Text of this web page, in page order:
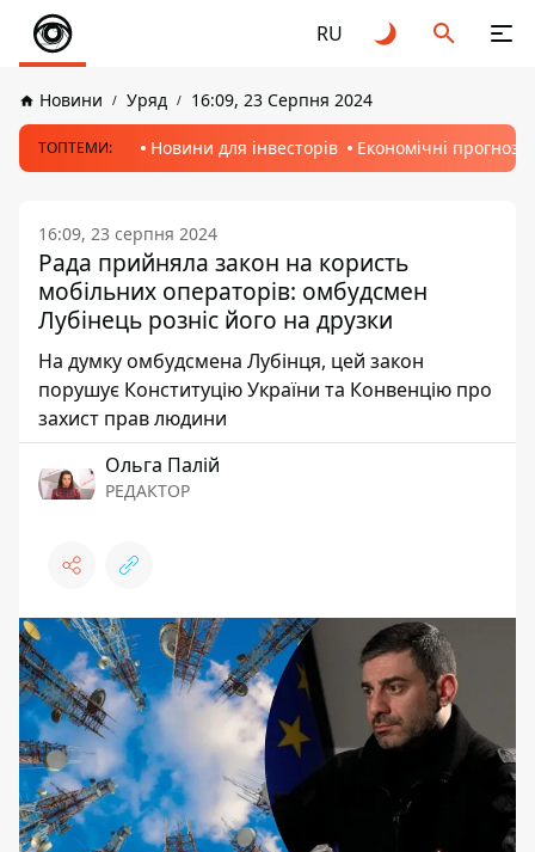
RU
Новини Уряд 16:09, 23 Серпня 2024
ТОПТЕМИ: Новини для інвесторів Економічні прогнози
16:09, 23 серпня 2024
Рада прийняла закон на користь
мобільних операторів: омбудсмен
Лубінець розніс його на друзки
На думку омбудсмена Лубінця, цей закон
порушує Конституцію України та Конвенцію про
захист прав людини
Ольга Палій
РЕДАКТОР